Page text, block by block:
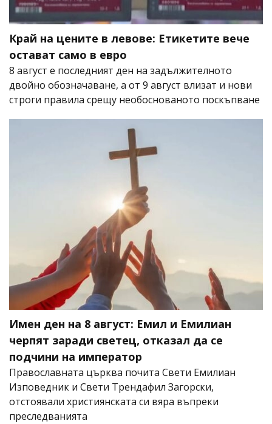
Край на цените в левове: Етикетите вече
остават само в евро
8 август е последният ден на задължителното
двойно обозначаване, а от 9 август влизат и нови
строги правила срещу необоснованото поскъпване
Имен ден на 8 август: Емил и Емилиан
черпят заради светец, отказал да се
подчини на император
Православната църква почита Свети Емилиан
Изповедник и Свети Трендафил Загорски,
отстоявали християнската си вяра въпреки
преследванията